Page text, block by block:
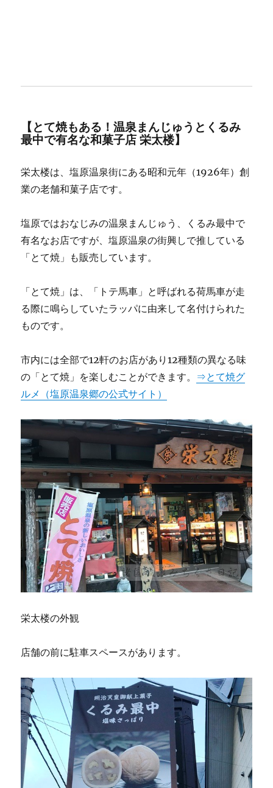
【とて焼もある！温泉まんじゅうとくるみ
最中で有名な和菓子店 栄太楼】
栄太楼は、塩原温泉街にある昭和元年（1926年）創
業の老舗和菓子店です。
塩原ではおなじみの温泉まんじゅう、くるみ最中で
有名なお店ですが、塩原温泉の街興しで推している
「とて焼」も販売しています。
「とて焼」は、「トテ馬車」と呼ばれる荷馬車が走
る際に鳴らしていたラッパに由来して名付けられた
ものです。
市内には全部で12軒のお店があり12種類の異なる味
の「とて焼」を楽しむことができます。 ⇒とて焼グ
ルメ（塩原温泉郷の公式サイト）
栄太楼の外観
店舗の前に駐車スペースがあります。